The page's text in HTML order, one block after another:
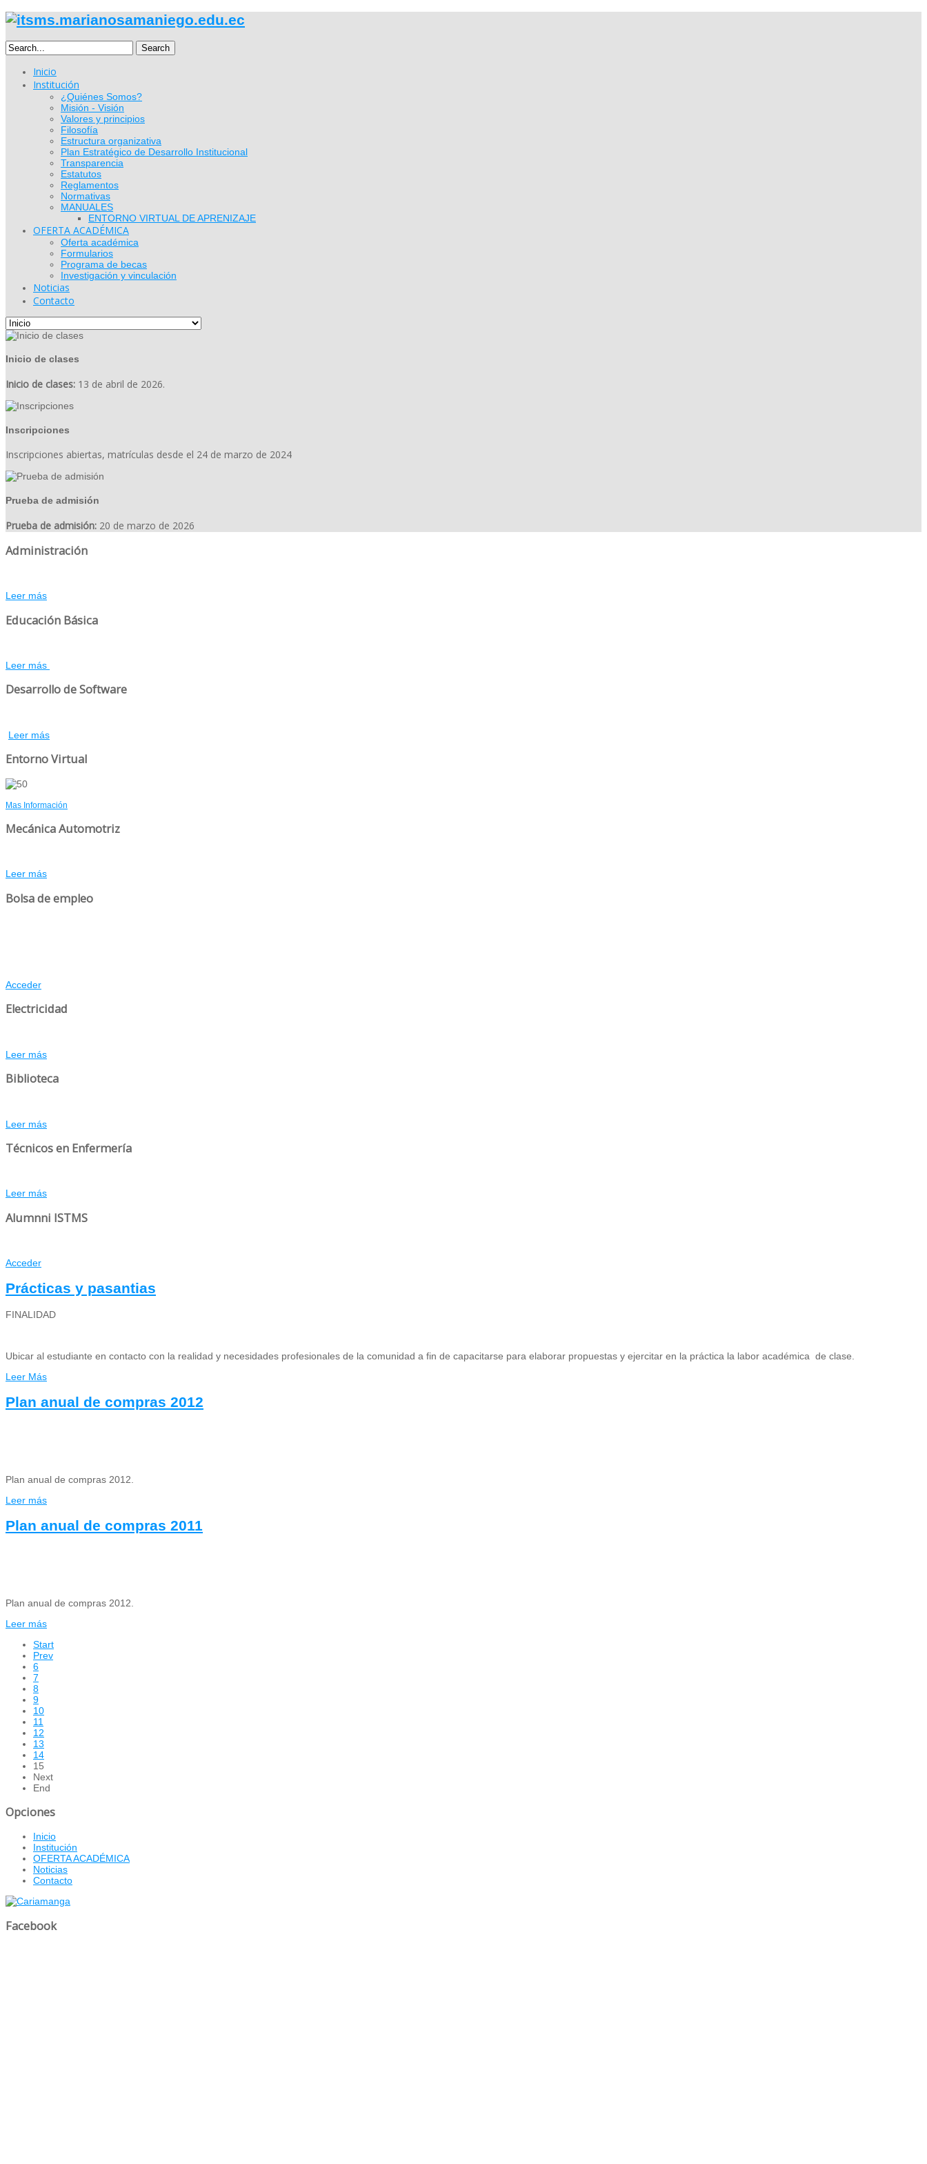
Search
Inicio
Institución
¿Quiénes Somos?
Misión - Visión
Valores y principios
Filosofía
Estructura organizativa
Plan Estratégico de Desarrollo Institucional
Transparencia
Estatutos
Reglamentos
Normativas
MANUALES
ENTORNO VIRTUAL DE APRENIZAJE
OFERTA ACADÉMICA
Oferta académica
Formularios
Programa de becas
Investigación y vinculación
Noticias
Contacto
Inicio de clases
Inicio de clases: 13 de abril de 2026.
Inscripciones
Inscripciones abiertas, matrículas desde el 24 de marzo de 2024
Prueba de admisión
Prueba de admisión: 20 de marzo de 2026
Administración
Leer más
Educación Básica
Leer más
Desarrollo de Software
Leer más
Entorno Virtual
Mas Información
Mecánica Automotriz
Leer más
Bolsa de empleo
Acceder
Electricidad
Leer más
Biblioteca
Leer más
Técnicos en Enfermería
Leer más
Alumnni ISTMS
Acceder
Prácticas y pasantias
FINALIDAD
Ubicar al estudiante en contacto con la realidad y necesidades profesionales de la comunidad a fin de capacitarse para elaborar propuestas y ejercitar en la práctica la labor académica de clase.
Leer Más
Plan anual de compras 2012
Plan anual de compras 2012.
Leer más
Plan anual de compras 2011
Plan anual de compras 2012.
Leer más
Start
Prev
6
7
8
9
10
11
12
13
14
15
Next
End
Opciones
Inicio
Institución
OFERTA ACADÉMICA
Noticias
Contacto
Facebook